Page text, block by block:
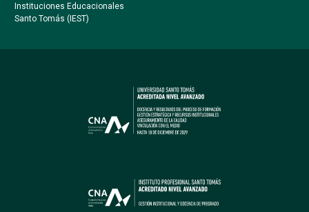
Instituciones Educacionales
Santo Tomás (IEST)